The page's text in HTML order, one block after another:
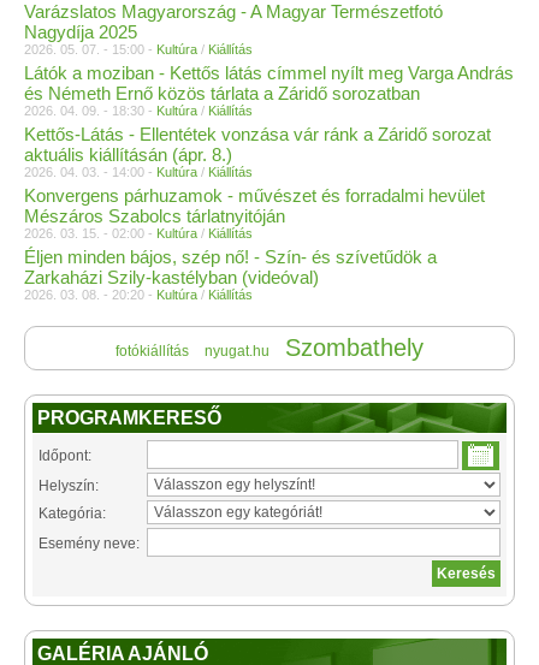
Varázslatos Magyarország - A Magyar Természetfotó
Nagydíja 2025
2026. 05. 07. - 15:00 - Kultúra / Kiállítás
Látók a moziban - Kettős látás címmel nyílt meg Varga András
és Németh Ernő közös tárlata a Záridő sorozatban
2026. 04. 09. - 18:30 - Kultúra / Kiállítás
Kettős-Látás - Ellentétek vonzása vár ránk a Záridő sorozat
aktuális kiállításán (ápr. 8.)
2026. 04. 03. - 14:00 - Kultúra / Kiállítás
Konvergens párhuzamok - művészet és forradalmi hevület
Mészáros Szabolcs tárlatnyitóján
2026. 03. 15. - 02:00 - Kultúra / Kiállítás
Éljen minden bájos, szép nő! - Szín- és szívetűdök a
Zarkaházi Szily-kastélyban (videóval)
2026. 03. 08. - 20:20 - Kultúra / Kiállítás
fotókiállítás nyugat.hu Szombathely
PROGRAMKERESŐ
Időpont:
Helyszín:
Kategória:
Esemény neve:
GALÉRIA AJÁNLÓ